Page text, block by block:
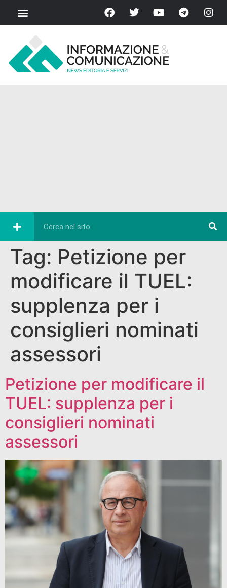
Tag: Petizione per
modificare il TUEL:
supplenza per i
consiglieri nominati
assessori
Petizione per modificare il
TUEL: supplenza per i
consiglieri nominati
assessori